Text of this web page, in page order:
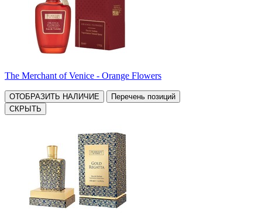
The Merchant of Venice - Orange Flowers
ОТОБРАЗИТЬ НАЛИЧИЕ
Перечень позиций
СКРЫТЬ